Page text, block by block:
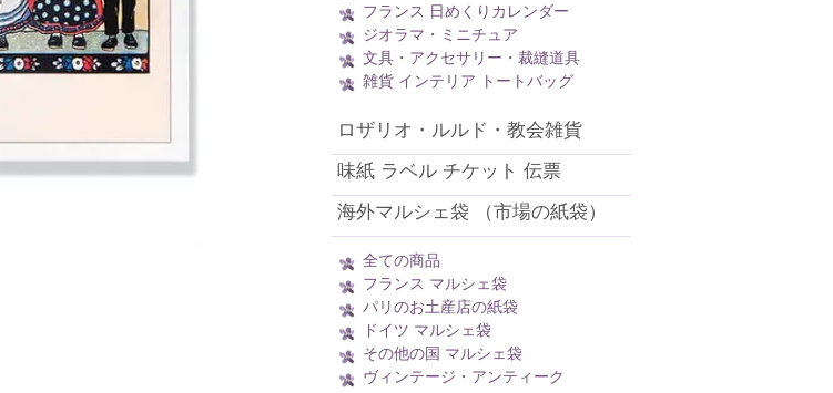
フランス 日めくりカレンダー
ジオラマ・ミニチュア
文具・アクセサリー・裁縫道具
雑貨 インテリア トートバッグ
ロザリオ・ルルド・教会雑貨
味紙 ラベル チケット 伝票
海外マルシェ袋 （市場の紙袋）
全ての商品
フランス マルシェ袋
パリのお土産店の紙袋
ドイツ マルシェ袋
その他の国 マルシェ袋
ヴィンテージ・アンティーク